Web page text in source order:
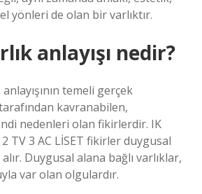
yönleri de olan bir varlıktır.
anlayışı nedir?
temeli gerçek
kavranabilen,
nedenleri olan fikirlerdir. IK
2 TV 3 AC LİSET fikirler duygusal
alır. Duygusal alana bağlı varlıklar,
var olan olgulardır.